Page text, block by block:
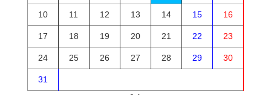
10 11 12 13 14 15 16
17 18 19 20 21 22 23
24 25 26 27 28 29 30
31